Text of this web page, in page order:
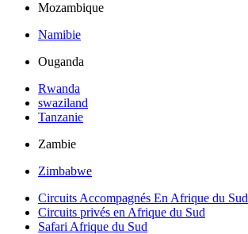
Mozambique
Namibie
Ouganda
Rwanda
swaziland
Tanzanie
Zambie
Zimbabwe
Circuits Accompagnés En Afrique du Sud
Circuits privés en Afrique du Sud
Safari Afrique du Sud